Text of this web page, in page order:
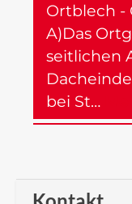
Ortblech -
A)Das
seitlichen
bei St…